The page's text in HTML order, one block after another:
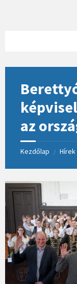
az
Kezdőlap / Hírek